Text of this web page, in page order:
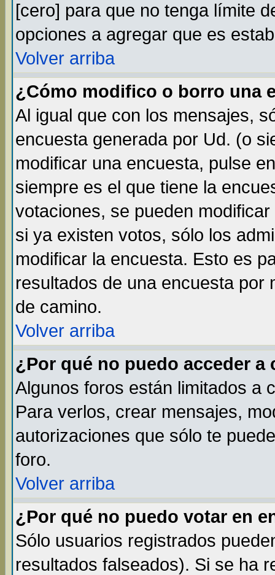
[cero] para que no tenga límite
opciones a agregar que es
Volver arriba
¿Cómo modifico o borro una
Al igual que con los mensajes,
encuesta generada por Ud. (o
modificar una encuesta, pulse
siempre es el que tiene la
votaciones, se pueden
si ya existen votos, sólo los
modificar la encuesta. Esto es
resultados de una encuesta por
de camino.
Volver arriba
¿Por qué no puedo acceder a
Algunos foros están limitados a
Para verlos, crear mensajes,
autorizaciones que sólo te
foro.
Volver arriba
¿Por qué no puedo votar en
Sólo usuarios registrados
resultados falseados). Si se ha